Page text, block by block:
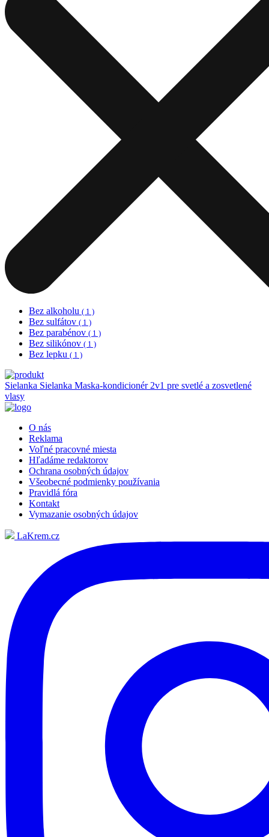
Bez alkoholu ( 1 )
Bez sulfátov ( 1 )
Bez parabénov ( 1 )
Bez silikónov ( 1 )
Bez lepku ( 1 )
Sielanka Sielanka Maska-kondicionér 2v1 pre svetlé a zosvetlené
vlasy
O nás
Reklama
Voľné pracovné miesta
Hľadáme redaktorov
Ochrana osobných údajov
Všeobecné podmienky používania
Pravidlá fóra
Kontakt
Vymazanie osobných údajov
LaKrem.cz